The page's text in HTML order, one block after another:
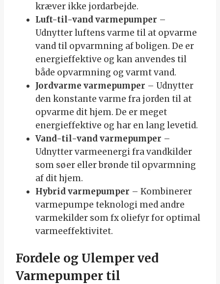
kræver ikke jordarbejde.
Luft-til-vand varmepumper –
Udnytter luftens varme til at opvarme
vand til opvarmning af boligen. De er
energieffektive og kan anvendes til
både opvarmning og varmt vand.
Jordvarme varmepumper – Udnytter
den konstante varme fra jorden til at
opvarme dit hjem. De er meget
energieffektive og har en lang levetid.
Vand-til-vand varmepumper –
Udnytter varmeenergi fra vandkilder
som søer eller brønde til opvarmning
af dit hjem.
Hybrid varmepumper – Kombinerer
varmepumpe teknologi med andre
varmekilder som fx oliefyr for optimal
varmeeffektivitet.
Fordele og Ulemper ved
Varmepumper til